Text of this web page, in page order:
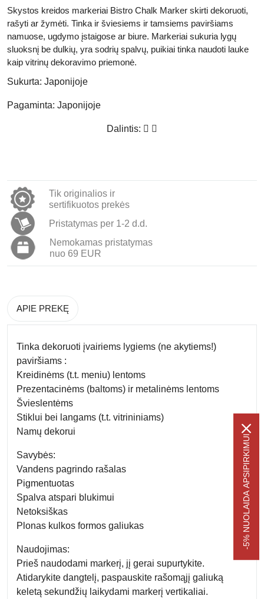
Skystos kreidos markeriai Bistro Chalk Marker skirti dekoruoti,
rašyti ar žymėti. Tinka ir šviesiems ir tamsiems paviršiams
namuose, ugdymo įstaigose ar biure. Markeriai sukuria lygų
sluoksnį be dulkių, yra sodrių spalvų, puikiai tinka naudoti lauke
kaip vitrinų dekoravimo priemonė.
Sukurta: Japonijoje
Pagaminta: Japonijoje
Dalintis:
Tik originalios ir
sertifikuotos prekės
Pristatymas per 1-2 d.d.
Nemokamas pristatymas
nuo 69 EUR
APIE PREKĘ
Tinka dekoruoti įvairiems lygiems (ne akytiems!)
paviršiams :
Kreidinėms (t.t. meniu) lentoms
Prezentacinėms (baltoms) ir metalinėms lentoms
Švieslentėms
Stiklui bei langams (t.t. vitrininiams)
Namų dekorui
Savybės:
Vandens pagrindo rašalas
Pigmentuotas
Spalva atspari blukimui
Netoksiškas
Plonas kulkos formos galiukas
Naudojimas:
Prieš naudodami markerį, jį gerai supurtykite.
Atidarykite dangtelį, paspauskite rašomąjį galiuką
keletą sekundžių laikydami markerį vertikaliai.
-5% NUOLAIDA APSIPIRKIMUI